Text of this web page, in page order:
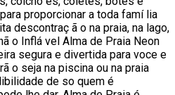
proporcionar a toda famí lia
descontraç ã o na praia, na lago,
o Inflá vel Alma de Praia Neon
segura e divertida para voce e
o seja na piscina ou na praia
de so quem é